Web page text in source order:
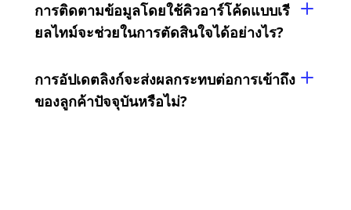
การติดตามข้อมูลโดยใช้คิวอาร์โค้ดแบบเรี
ยลไทม์จะช่วยในการตัดสินใจได้อย่างไร?
การอัปเดตลิงก์จะส่งผลกระทบต่อการเข้าถึง
ของลูกค้าปัจจุบันหรือไม่?